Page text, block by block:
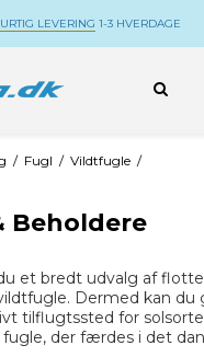
LEVERING 1-3 HVERDAGE
/ Fugl / Vildtfugle /
Beholdere
et bredt udvalg af
Dermed kan du
tilflugtssted for
der færdes i det